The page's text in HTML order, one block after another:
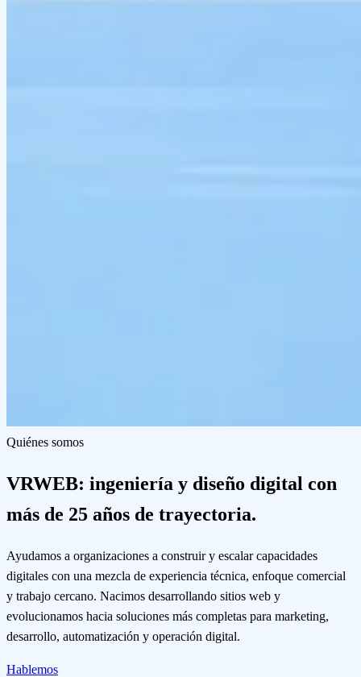
Quiénes somos
VRWEB: ingeniería y diseño digital con
más de 25 años de trayectoria.
Ayudamos a organizaciones a construir y escalar capacidades
digitales con una mezcla de experiencia técnica, enfoque comercial
y trabajo cercano. Nacimos desarrollando sitios web y
evolucionamos hacia soluciones más completas para marketing,
desarrollo, automatización y operación digital.
Hablemos